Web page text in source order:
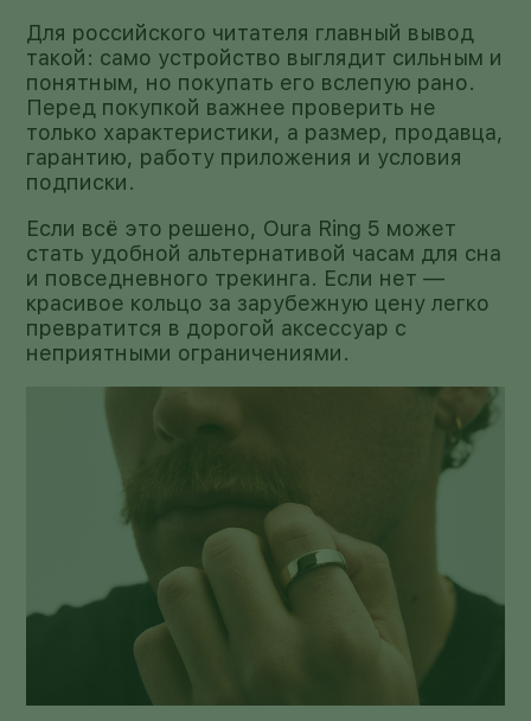
Для российского читателя главный вывод
такой: само устройство выглядит сильным и
понятным, но покупать его вслепую рано.
Перед покупкой важнее проверить не
только характеристики, а размер, продавца,
гарантию, работу приложения и условия
подписки.
Если всё это решено, Oura Ring 5 может
стать удобной альтернативой часам для сна
и повседневного трекинга. Если нет —
красивое кольцо за зарубежную цену легко
превратится в дорогой аксессуар с
неприятными ограничениями.